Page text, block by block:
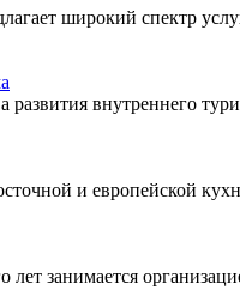
широкий спектр
внутреннего
и европейской
занимается